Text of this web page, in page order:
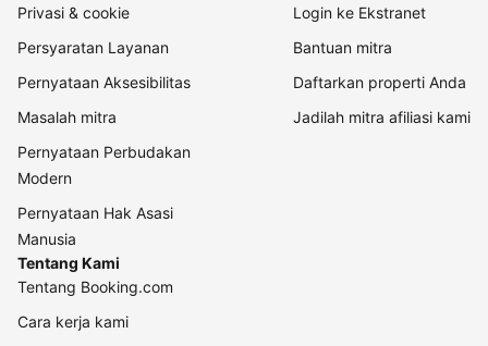
Privasi & cookie
Persyaratan Layanan
Pernyataan Aksesibilitas
Masalah mitra
Pernyataan Perbudakan
Modern
Pernyataan Hak Asasi
Manusia
Login ke Ekstranet
Bantuan mitra
Daftarkan properti Anda
Jadilah mitra afiliasi kami
Tentang Kami
Tentang Booking.com
Cara kerja kami